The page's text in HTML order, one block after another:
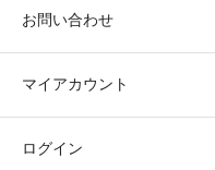
お問い合わせ
マイアカウント
ログイン